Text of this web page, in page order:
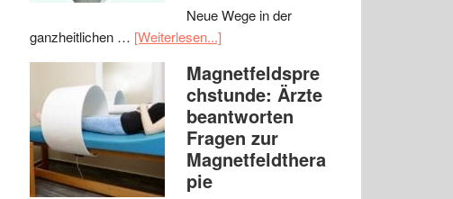
Neue Wege in der
ganzheitlichen … [Weiterlesen...]
Magnetfeldspre
chstunde: Ärzte
beantworten
Fragen zur
Magnetfeldthera
pie